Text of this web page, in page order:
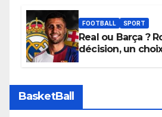
apaisées.
FOOTBALL SPORT
Real ou Barça ?
décision, un
BasketBall